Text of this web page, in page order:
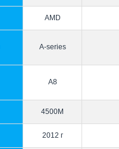
AMD
A-series
A8
4500M
2012 г